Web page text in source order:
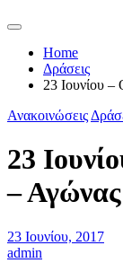
Home
Δράσεις
23 Ιουνίου
Ανακοινώσεις
23
–
23 Ιουνίου, 2017
admin